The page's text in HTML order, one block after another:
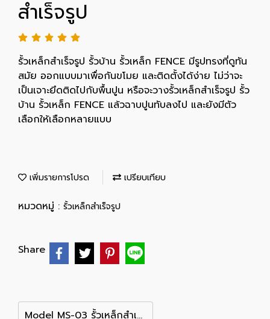
สำเร็จรูป
รั้วเหล็กสำเร็จรูป รั้วบ้าน รั้วเหล็ก FENCE มีรูปทรงที่ดูทัน
สมัย ออกแบบมาเพื่อกันขโมย และติดตั้งได้ง่าย ไม่ว่าจะ
เป็นเจาะยึดติดไปกับพื้นปูน หรือจะวางรั้วเหล็กสำเร็จรูป รั้ว
บ้าน รั้วเหล็ก FENCE แล้วฉาบปูนทับลงไป และยังมีตัว
เลือกให้เลือกหลายแบบ
เพิ่มรายการโปรด เปรียบเทียบ
หมวดหมู่ : รั้วเหล็กสำเร็จรูป
Share
Model MS-03 รั้วเหล็กสำเร็จรูป